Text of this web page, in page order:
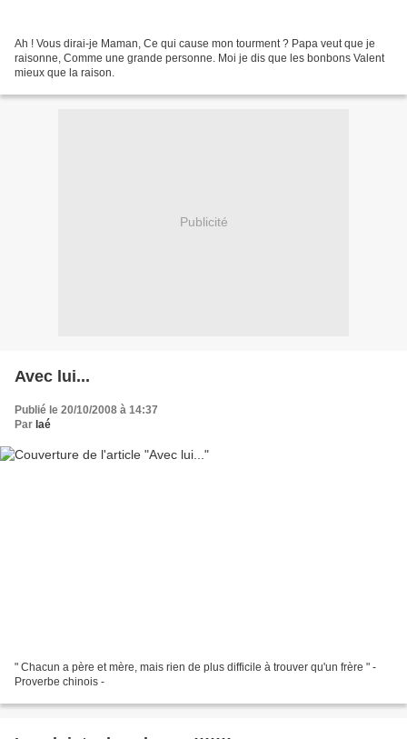
Ah ! Vous dirai-je Maman, Ce qui cause mon tourment ? Papa veut que je
raisonne, Comme une grande personne. Moi je dis que les bonbons Valent
mieux que la raison.
Publicité
Avec lui...
Publié le 20/10/2008 à 14:37
Par laé
" Chacun a père et mère, mais rien de plus difficile à trouver qu'un frère " -
Proverbe chinois -